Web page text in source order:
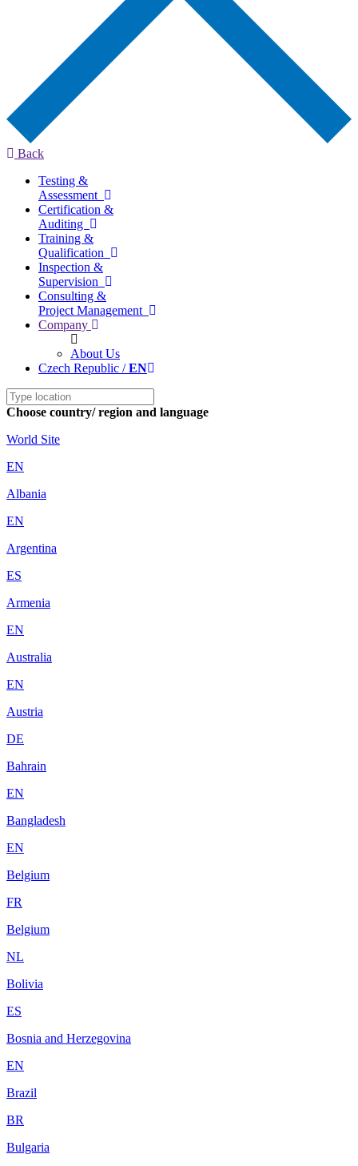
Back
Testing &
Assessment
Certification &
Auditing
Training &
Qualification
Inspection &
Supervision
Consulting &
Project Management
Company
About Us
Czech Republic /EN
Choose country/ region and language
World Site
EN
Albania
EN
Argentina
ES
Armenia
EN
Australia
EN
Austria
DE
Bahrain
EN
Bangladesh
EN
Belgium
FR
Belgium
NL
Bolivia
ES
Bosnia and Herzegovina
EN
Brazil
BR
Bulgaria